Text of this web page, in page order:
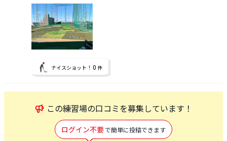
ナイスショット！ 0 件
この練習場の口コミを募集しています！
ログイン不要で簡単に投稿できます